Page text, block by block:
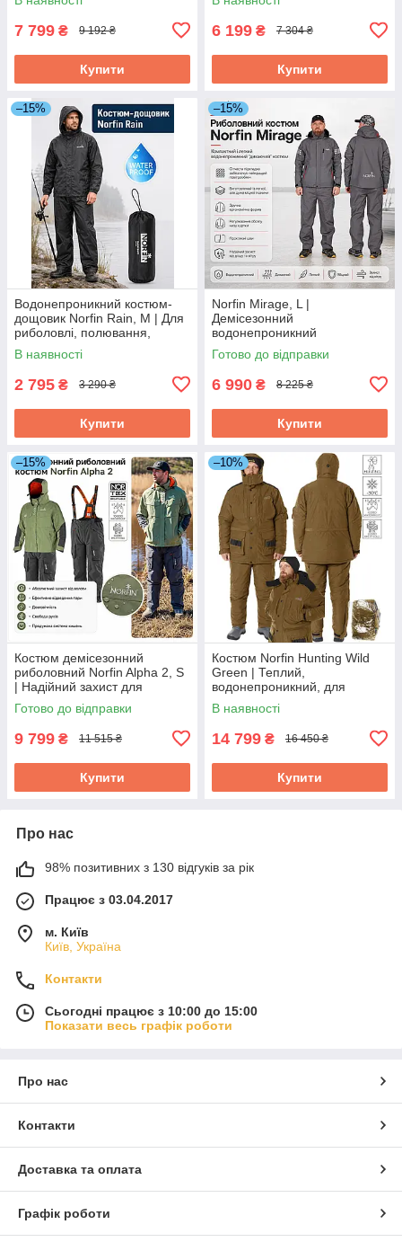
58)
7 799 ₴ 9 192 ₴
Купити
туризму в міжсезоння, M (48-
6 199 ₴ 7 304 ₴
Купити
–15%
Водонепроникний костюм-
дощовик Norfin Rain, M | Для
риболовлі, полювання,
туризму та повсякденного
використання в негоду
В наявності
2 795 ₴ 3 290 ₴
Купити
–15%
Norfin Mirage, L |
Демісезонний
водонепроникний
«дихаючий» костюм для
риболовлі та активного
Готово до відправки
6 990 ₴ 8 225 ₴
Купити
–15%
Костюм демісезонний
риболовний Norfin Alpha 2, S
| Надійний захист для
комфортної риболовлі в
будь-яку погоду
Готово до відправки
9 799 ₴ 11 515 ₴
Купити
–10%
Костюм Norfin Hunting Wild
Green | Теплий,
водонепроникний, для
полювання та риболовлі
взимку, S (44-46)
В наявності
14 799 ₴ 16 450 ₴
Купити
Про нас
98% позитивних з 130 відгуків за рік
Працює з 03.04.2017
м. Київ
Київ, Україна
Контакти
Сьогодні працює з 10:00 до 15:00
Показати весь графік роботи
Про нас
Контакти
Доставка та оплата
Графік роботи